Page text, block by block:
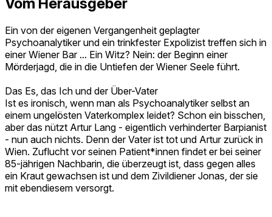
Ein von der eigenen Vergangenheit geplagter
Psychoanalytiker und ein trinkfester Expolizist treffen sich in
einer Wiener Bar ... Ein Witz? Nein: der Beginn einer
Mörderjagd, die in die Untiefen der Wiener Seele führt.
Das Es, das Ich und der Über-Vater
Ist es ironisch, wenn man als Psychoanalytiker selbst an
einem ungelösten Vaterkomplex leidet? Schon ein bisschen,
aber das nützt Artur Lang - eigentlich verhinderter Barpianist
- nun auch nichts. Denn der Vater ist tot und Artur zurück in
Wien. Zuflucht vor seinen Patient*innen findet er bei seiner
85-jährigen Nachbarin, die überzeugt ist, dass gegen alles
ein Kraut gewachsen ist und dem Zivildiener Jonas, der sie
mit ebendiesem versorgt.